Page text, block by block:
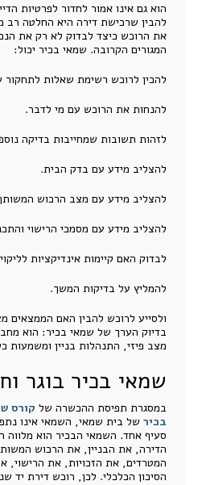
הוא גם אינו אמור לחדור לפרטיות
להבין שרכישת דירה היא החלטה רב
את הרוכש כיצד לבדוק לא רק את
המגורים הקרובה. שמאי בכיר יכול:
להכין לרוכש רשימת שאלות לתחקור
להנחות את הרוכש עם מי לדבר.
לזהות תשובות שמחייבות בדיקה
להצליב מידע עם בדק הבית.
להצליב מידע עם מצב הרכוש
להצליב מידע עם מסמכי הרישוי
לבדוק האם קיימות אינדיקציות
להמליץ על בדיקות המשך.
ולסייע לרוכש להבין האם הממצאים
בדיוק הערך של שמאי בכיר: הוא
מצב פיזי, התנהלות בניין ומשמעות
שמאי בכיר בוגר
במסגרת תפיסת ההכשרה של קורס
בכיר של בית שמאי, השמאי אינו
סעיף אחד. השמאי הבכיר הוא מלווה
הדירה, את הבניין, את הרכוש
המטרדים, את הזכויות, את הרישוי,
הסיכון הכלכלי. לכן, רוכש דירת יד